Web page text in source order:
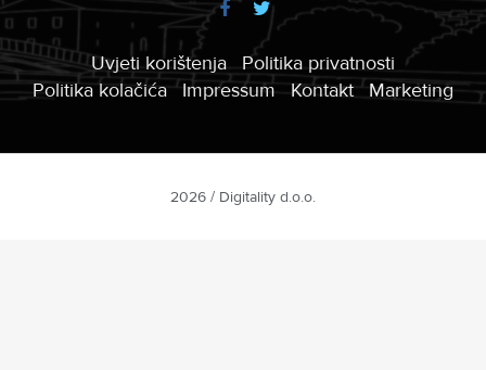
Uvjeti korištenja
Politika privatnosti
Politika kolačića
Impressum Kontakt Marketing
2026 / Digitality d.o.o.